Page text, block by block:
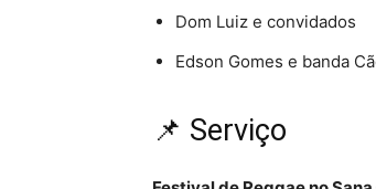
Dom Luiz e convidados
Edson Gomes e banda
📌 Serviço